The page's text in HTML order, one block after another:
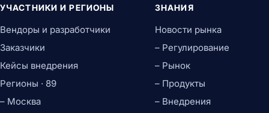
УЧАСТНИКИ И РЕГИОНЫ
Вендоры и разработчики
Заказчики
Кейсы внедрения
Регионы · 89
– Москва
ЗНАНИЯ
Новости рынка
– Регулирование
– Рынок
– Продукты
– Внедрения